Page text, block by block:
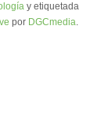
y etiquetada
por DGCmedia.